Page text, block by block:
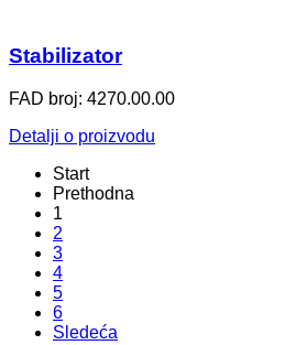
Stabilizator
FAD broj: 4270.00.00
Detalji o proizvodu
Start
Prethodna
1
2
3
4
5
6
Sledeća